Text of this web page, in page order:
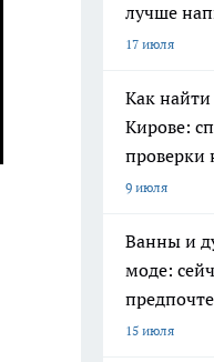
лучше
17 июля
Как
Кирове:
проверки
9 июля
Ванны и
моде:
15 июля